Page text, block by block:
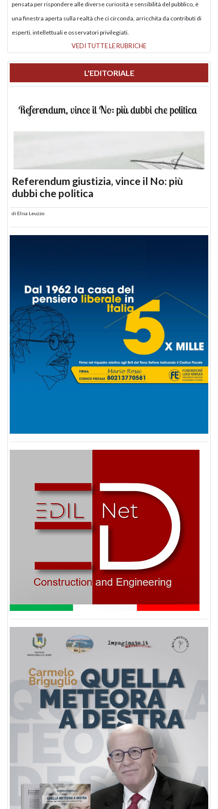
pensata per rispondere alle diverse curiosità e sensibilità del pubblico, è
una finestra aperta sulla realtà che ci circonda, arricchita da contributi di
esperti, intellettuali e osservatori privilegiati.
VEDI TUTTE LE RUBRICHE
L'EDITORIALE
Referendum giustizia, vince il No: più
dubbi che politica
di Elisa Leuzzo